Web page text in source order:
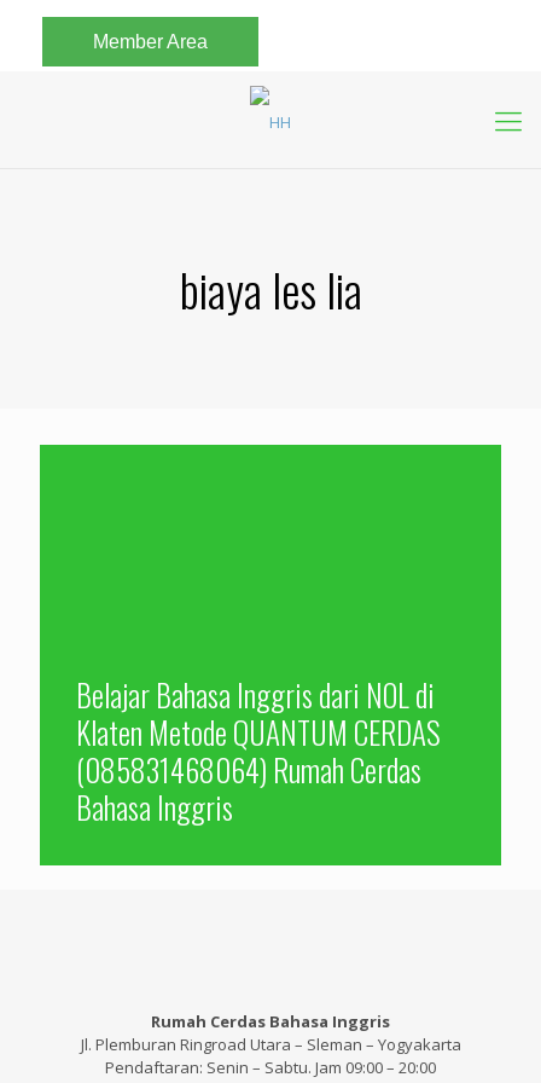
Member Area
biaya les lia
Belajar Bahasa Inggris dari NOL di
Klaten Metode QUANTUM CERDAS
(085831468064) Rumah Cerdas
Bahasa Inggris
Rumah Cerdas Bahasa Inggris
Jl. Plemburan Ringroad Utara – Sleman – Yogyakarta
Pendaftaran: Senin – Sabtu. Jam 09:00 – 20:00